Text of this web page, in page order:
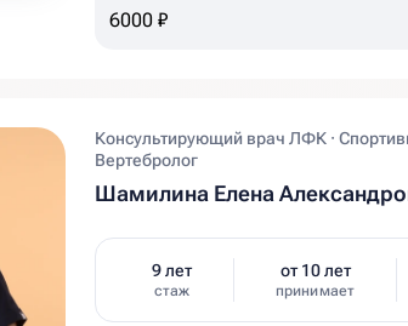
6000 ₽
Консультирующий врач ЛФК ·
Вертебролог
Шамилина Елена
9 лет
стаж
от 10 лет
принимает